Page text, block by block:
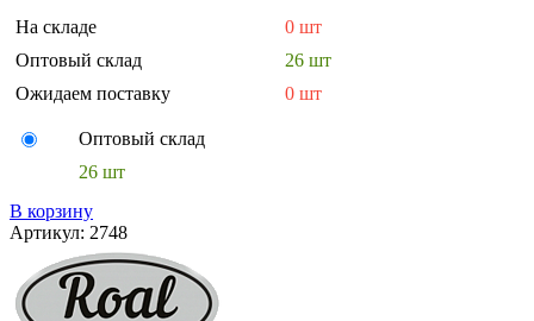
На складе
0 шт
Оптовый склад
26 шт
Ожидаем поставку
0 шт
Оптовый склад
26 шт
В корзину
Артикул: 2748